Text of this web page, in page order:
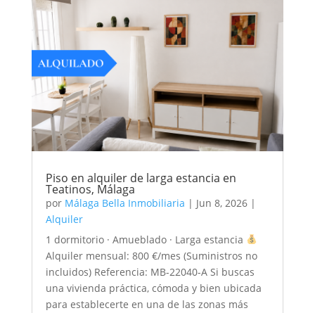
Piso en alquiler de larga estancia en
Teatinos, Málaga
por Málaga Bella Inmobiliaria | Jun 8, 2026|
Alquiler
1 dormitorio · Amueblado · Larga estancia
Alquiler mensual: 800 €/mes (Suministros no
incluidos) Referencia: MB-22040-A Si buscas
una vivienda práctica, cómoda y bien ubicada
para establecerte en una de las zonas más